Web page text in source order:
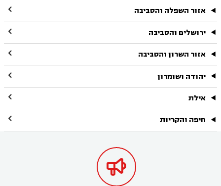
אזור השפלה והסביבה 
ירושלים והסביבה 
אזור השרון והסביבה 
יהודה ושומרון 
אילת 
חיפה והקריות 
